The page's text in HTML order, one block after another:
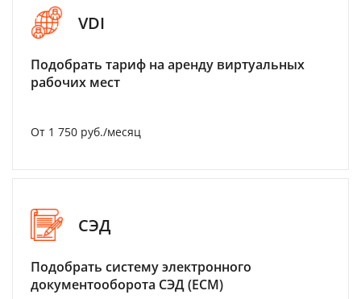
VDI
Подобрать тариф на аренду виртуальных
рабочих мест
От 1 750 руб./месяц
СЭД
Подобрать систему электронного
документооборота СЭД (ECM)